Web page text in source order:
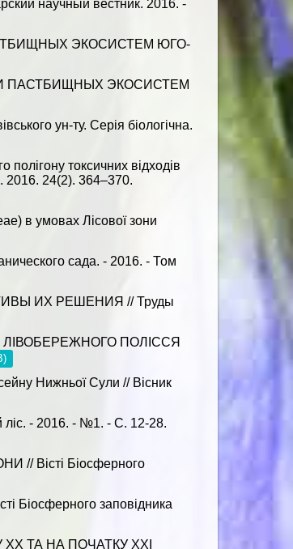
научный вестник. 2016. -
ЭКОСИСТЕМ ЮГО-
ПАСТБИЩНЫХ ЭКОСИСТЕМ
ун-ту. Серія біологічна.
токсичних відходів
. 2016. 24(2). 364–370.
в умовах Лісової зони
сада. - 2016. - Том
ИХ РЕШЕНИЯ // Труды
ЛІВОБЕРЕЖНОГО ПОЛІССЯ
Нижньої Сули // Вісник
- 2016. - №1. - С. 12-28.
Вісті Біосферного
Біосферного заповідника
ТА НА ПОЧАТКУ ХХІ